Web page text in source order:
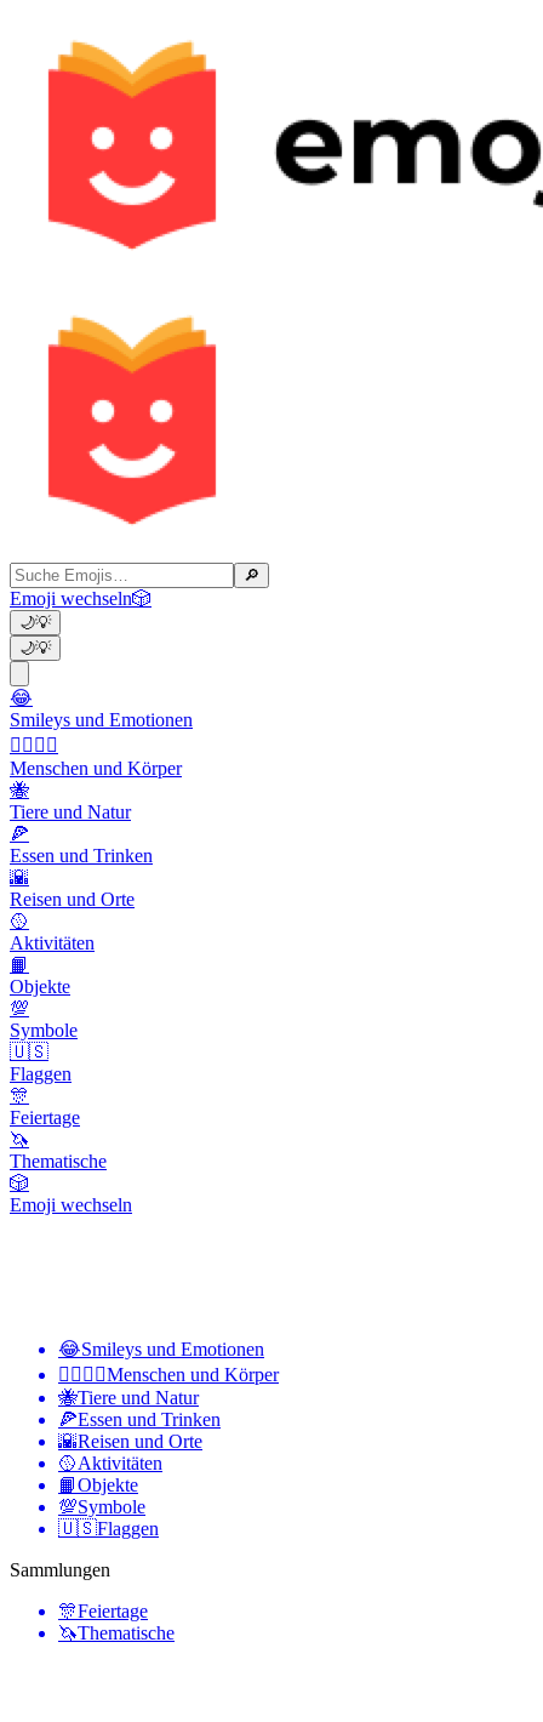
🔎
Emoji wechseln🎲
🌙💡
🌙💡
😂
Smileys und Emotionen
👩‍❤️‍💋‍👨
Menschen und Körper
🐝
Tiere und Natur
🍕
Essen und Trinken
🌇
Reisen und Orte
🥎
Aktivitäten
📙
Objekte
💯
Symbole
🇺🇸
Flaggen
🎊
Feiertage
🦄
Thematische
🎲
Emoji wechseln
😂Smileys und Emotionen
👩‍❤️‍💋‍👨Menschen und Körper
🐝Tiere und Natur
🍕Essen und Trinken
🌇Reisen und Orte
🥎Aktivitäten
📙Objekte
💯Symbole
🇺🇸Flaggen
Sammlungen
🎊Feiertage
🦄Thematische